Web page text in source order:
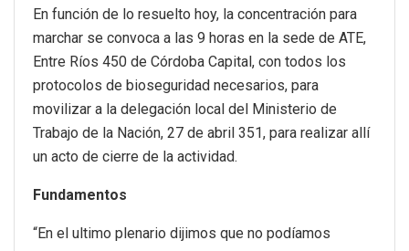
En función de lo resuelto hoy, la concentración para
marchar se convoca a las 9 horas en la sede de ATE,
Entre Ríos 450 de Córdoba Capital, con todos los
protocolos de bioseguridad necesarios, para
movilizar a la delegación local del Ministerio de
Trabajo de la Nación, 27 de abril 351, para realizar allí
un acto de cierre de la actividad.
Fundamentos
“En el ultimo plenario dijimos que no podíamos